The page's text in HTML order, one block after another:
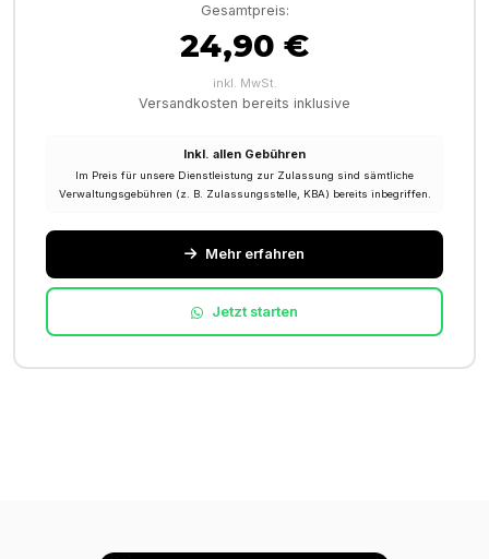
Gesamtpreis:
24,90 €
inkl. MwSt.
Versandkosten bereits inklusive
Inkl. allen Gebühren
Im Preis für unsere Dienstleistung zur Zulassung sind sämtliche
Verwaltungsgebühren (z. B. Zulassungsstelle, KBA) bereits inbegriffen.
Mehr erfahren
Jetzt starten